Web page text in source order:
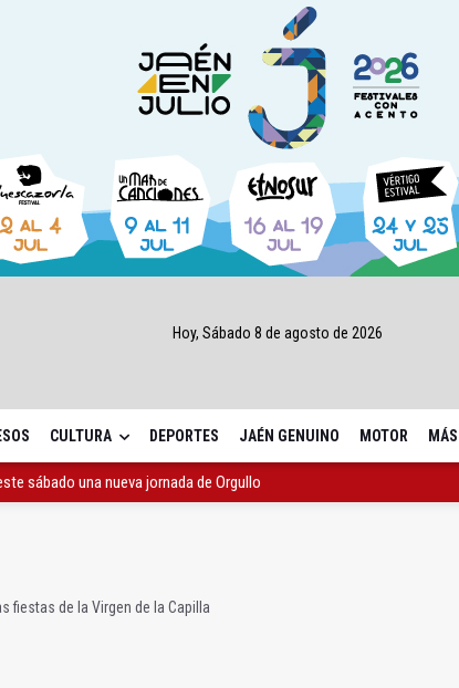
Hoy, Sábado 8 de agosto de 2026
CULTURA DEPORTES JAÉN GENUINO MOTOR MÁS
sábado una nueva jornada de Orgullo
fiestas de la Virgen de la Capilla